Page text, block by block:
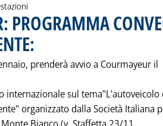
PROGRAMMA
prenderà avvio a Courmayeur il
internazionale sul
organizzato dalla Società Italiana